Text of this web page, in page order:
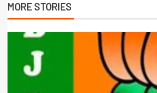
MORE STORIES